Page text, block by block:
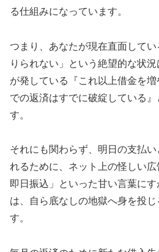
る仕組みになっています。
つまり、あなたが現在直面して
りられない」という絶望的な状
が発している『これ以上借金を
での返済はすでに破綻している
す。
それにも関わらず、明日の支払
れるために、ネット上の怪しい
即日振込」といった甘い言葉に
は、自ら底なしの地獄へ身を投
す。